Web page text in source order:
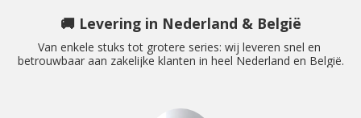
🚚 Levering in Nederland & België
Van enkele stuks tot grotere series: wij leveren snel en
betrouwbaar aan zakelijke klanten in heel Nederland en België.